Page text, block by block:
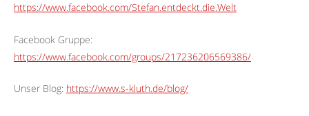
https://www.facebook.com/Stefan.entdeckt.die.Welt
Facebook Gruppe:
https://www.facebook.com/groups/217236206569386/
Unser Blog: https://www.s-kluth.de/blog/